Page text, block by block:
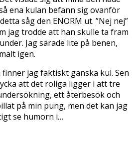
ena kulan befann sig ovanför
såg den ENORM ut. ”Nej nej”
jag trodde att han skulle ta fram
Jag särade lite på benen,
igen.
jag faktiskt ganska kul. Sen
att det roliga ligger i att tre
ett återbesök och
på min pung, men det kan jag
se humorn i…